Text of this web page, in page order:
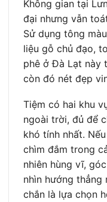
Không gian tại
đại nhưng vẫn
Sử dụng tông
liệu gỗ chủ đạo,
phê ở Đà Lạt này
còn đó nét đẹp
Tiệm có hai khu
ngoài trời, đủ để
khó tính nhất.
chìm đắm trong
nhiên hùng vĩ,
nhìn hướng
chắn là lựa chọn